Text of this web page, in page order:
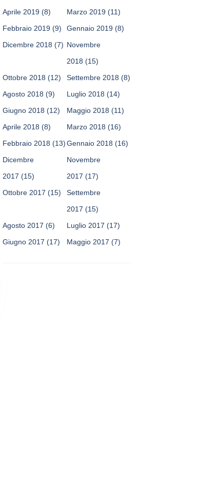
Aprile 2019 (8) Marzo 2019 (11)
Febbraio 2019 (9) Gennaio 2019 (8)
Dicembre 2018 (7) Novembre
2018 (15)
Ottobre 2018 (12) Settembre 2018 (8)
Agosto 2018 (9) Luglio 2018 (14)
Giugno 2018 (12) Maggio 2018 (11)
Aprile 2018 (8) Marzo 2018 (16)
Febbraio 2018 (13)Gennaio 2018 (16)
Dicembre
2017 (15)
Novembre
2017 (17)
Ottobre 2017 (15)
Settembre
2017 (15)
Agosto 2017 (6) Luglio 2017 (17)
Giugno 2017 (17) Maggio 2017 (7)